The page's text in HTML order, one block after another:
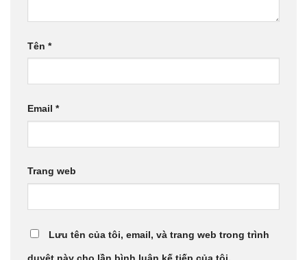
Tên *
Email *
Trang web
Lưu tên của tôi, email, và trang web trong trình